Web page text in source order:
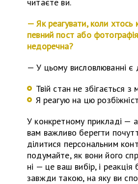
— Як реагувати, коли
певний пост або
недоречна?
—У цьому висловлюванні
Твій стан не збігається з
Я реагую на цю
У конкретному прикладі —
вам важливо берегти
ділитися персональним
подумайте, як вони його
ні — це ваш вибір, і реакція
завжди такою, на яку ви